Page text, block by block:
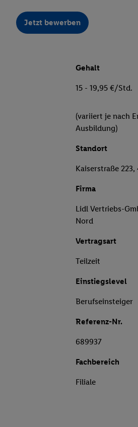
Jetzt bewerben
Gehalt
15 - 19,95 €/Std.
(variiert je nach
Ausbildung)
Standort
Kaiserstraße 223,
Firma
Lidl Vertriebs-
Nord
Vertragsart
Teilzeit
Einstiegslevel
Berufseinsteiger
Referenz-Nr.
689937
Fachbereich
Filiale